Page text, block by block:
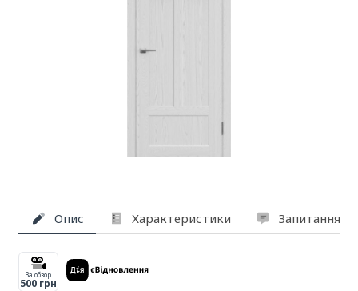
Опис Характеристики Запитання
За обзор
500 грн